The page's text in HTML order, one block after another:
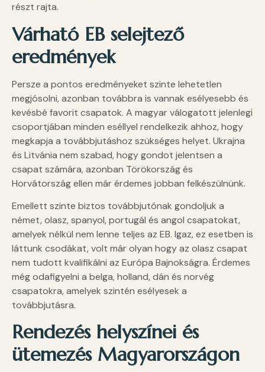
részt rajta.
Várható EB selejtező
eredmények
Persze a pontos eredményeket szinte lehetetlen
megjósolni, azonban továbbra is vannak esélyesebb és
kevésbé favorit csapatok. A magyar válogatott jelenlegi
csoportjában minden eséllyel rendelkezik ahhoz, hogy
megkapja a továbbjutáshoz szükséges helyet. Ukrajna
és Litvánia nem szabad, hogy gondot jelentsen a
csapat számára, azonban Törökország és
Horvátország ellen már érdemes jobban felkészülnünk.
Emellett szinte biztos továbbjutónak gondoljuk a
német, olasz, spanyol, portugál és angol csapatokat,
amelyek nélkül nem lenne teljes az EB. Igaz, ez esetben is
láttunk csodákat, volt már olyan hogy az olasz csapat
nem tudott kvalifikálni az Európa Bajnokságra. Érdemes
még odafigyelni a belga, holland, dán és norvég
csapatokra, amelyek szintén esélyesek a
továbbjutásra.
Rendezés helyszínei és
ütemezés Magyarországon